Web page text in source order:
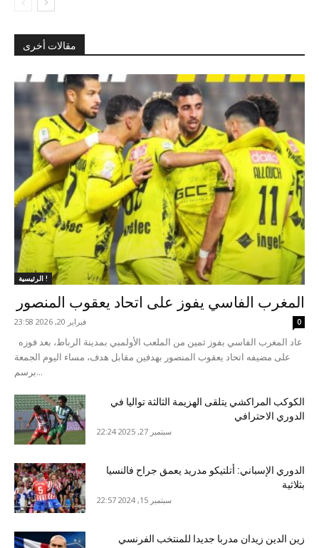
مقالات أخرى
الرئيسية !
المغرب الفاسي يفوز على اتحاد يعقوب المنصور
فبراير 20, 2026 23:58 0
على مضيفه اتحاد يعقوب المنصور بهدفين مقابل هدف، مساء اليوم الجمعة
برسم...
الكوكب المراكشي يتلقى الهزيمة الثالثة تواليا في
الدوري الاحترافي
سبتمبر 27, 2025 22:24
الدوري الإسباني: أتلتيكو مدريد يعمق جراح فالنسيا
بثلاثية
سبتمبر 15, 2024 22:57
زين الدين زيدان مدربا جديدا للمنتخب الفرنسي